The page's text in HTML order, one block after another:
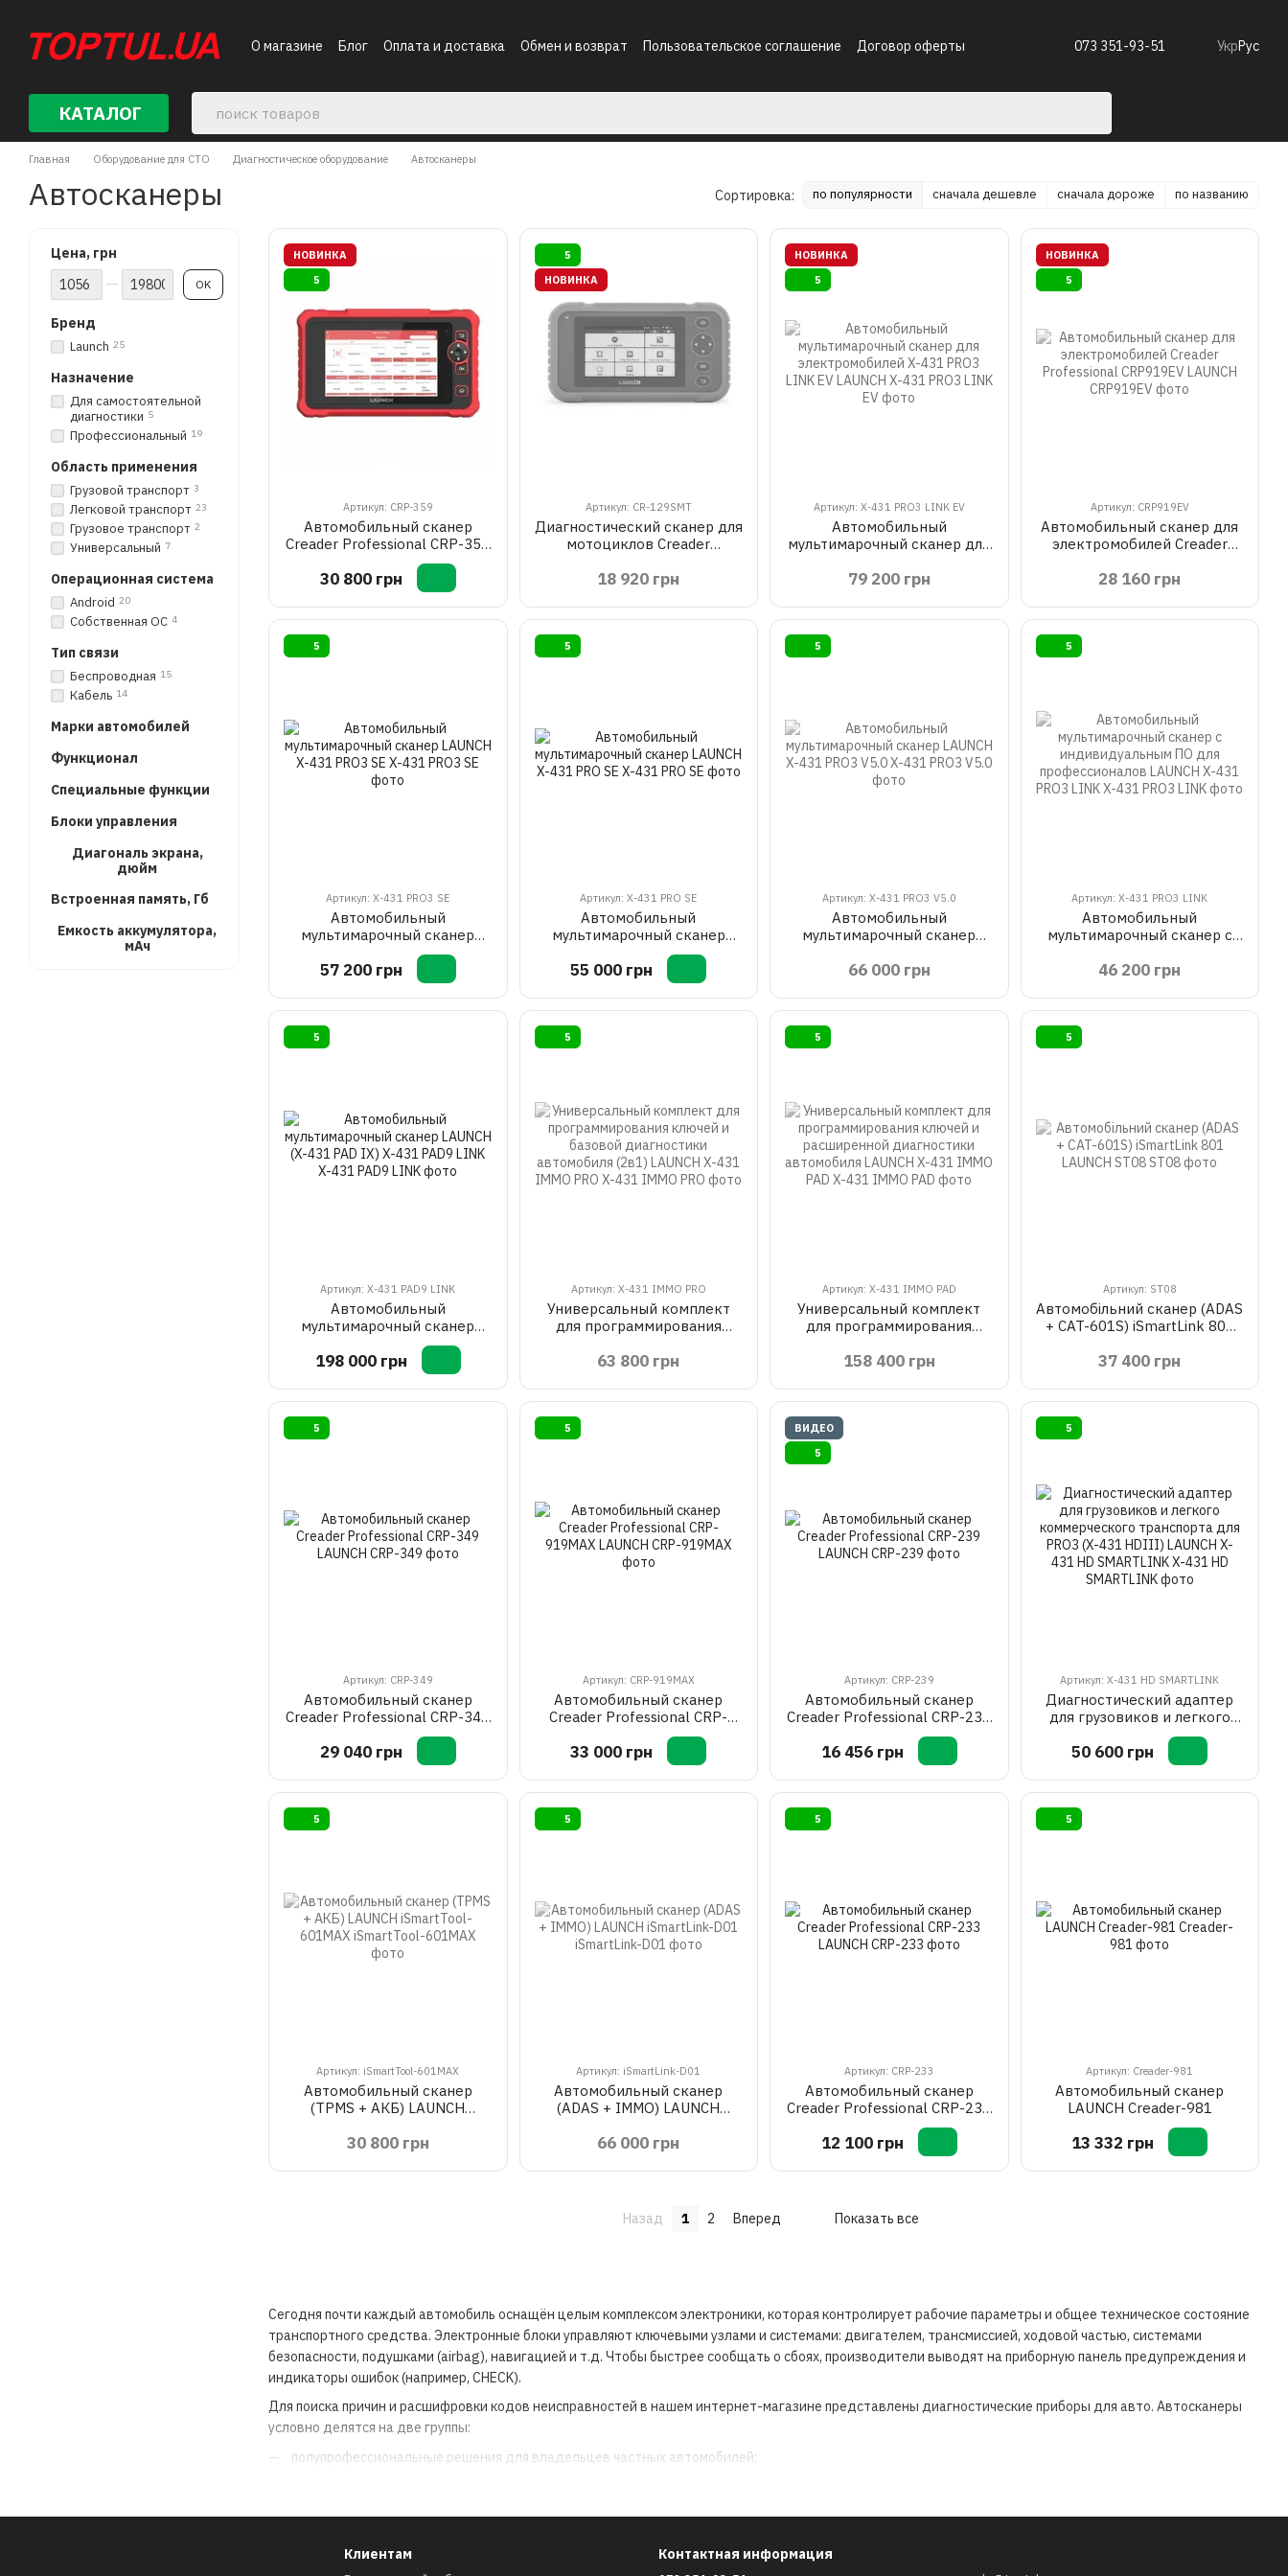
О магазине
Блог Оплата и доставка Обмен и возврат Пользовательское соглашение
Договор оферты
073 351-93-51 УкрРус
КАТАЛОГ
Главная Оборудование для СТО Диагностическое оборудование Автосканеры
Автосканеры Сортировка: по популярности сначала дешевле сначала дороже по названию
Сегодня почти каждый автомобиль оснащён целым комплексом электроники, которая контролирует рабочие параметры и общее техническое состояние
транспортного средства. Электронные блоки управляют ключевыми узлами и системами: двигателем, трансмиссией, ходовой частью, системами
безопасности, подушками (airbag), навигацией и т.д. Чтобы быстрее сообщать о сбоях, производители выводят на приборную панель предупреждения и
индикаторы ошибок (например, CHECK).
Для поиска причин и расшифровки кодов неисправностей в нашем интернет-магазине представлены диагностические приборы для авто. Автосканеры
условно делятся на две группы:
полупрофессиональные решения для владельцев частных автомобилей;
Устройства для личного использования обычно значительно доступнее по цене, чем профессиональные мультимарочные сканеры, которые применяют в
считывать и удалять ошибки, отображающиеся на приборной панели, а также контролировать базовые параметры работы автомобиля.
НОВИНКА
5
Артикул: CRP-359
Автомобильный сканер
Creader Professional CRP-359
30 800 грн
5
НОВИНКА
Артикул: CR-129SMT
Диагностический сканер для
мотоциклов Creader
LAUNCH
18 920 грн
НОВИНКА
5
Артикул: X-431 PRO3 LINK EV
Автомобильный
мультимарочный сканер для
LINK EV LAUNCH
79 200 грн
НОВИНКА
5
Артикул: CRP919EV
Автомобильный сканер для
электромобилей Creader
LAUNCH
28 160 грн
5
Артикул: X-431 PRO3 SE
Автомобильный
мультимарочный сканер
LAUNCH X-431 PRO3 SE
57 200 грн
5
Артикул: X-431 PRO SE
Автомобильный
мультимарочный сканер
LAUNCH X-431 PRO SE
55 000 грн
5
Артикул: X-431 PRO3 V5.0
Автомобильный
мультимарочный сканер
66 000 грн
5
Артикул: X-431 PRO3 LINK
Автомобильный
мультимарочный сканер с
профессионалов LAUNCH X-
46 200 грн
5
Артикул: X-431 PAD9 LINK
Автомобильный
мультимарочный сканер
LAUNCH (X-431 PAD IX) X-431
PAD9 LINK
198 000 грн
5
Артикул: X-431 IMMO PRO
Универсальный комплект
для программирования
диагностики автомобиля
PRO
63 800 грн
5
Артикул: X-431 IMMO PAD
Универсальный комплект
для программирования
диагностики автомобиля
158 400 грн
5
Артикул: ST08
Автомобільний сканер (ADAS
+ CAT-601S) iSmartLink 801
37 400 грн
5
Артикул: CRP-349
Автомобильный сканер
Creader Professional CRP-349
29 040 грн
5
Артикул: CRP-919MAX
Автомобильный сканер
Creader Professional CRP-
919MAX LAUNCH
33 000 грн
ВИДЕО
5
Артикул: CRP-239
Автомобильный сканер
Creader Professional CRP-239
16 456 грн
5
Артикул: X-431 HD SMARTLINK
Диагностический адаптер
для грузовиков и легкого
коммерческого транспорта
для PRO3 (X-431 HDIII)
LAUNCH X-431 HD
SMARTLINK
50 600 грн
5
Артикул: iSmartTool-601MAX
Автомобильный сканер
(TPMS + АКБ) LAUNCH
30 800 грн
5
Артикул: iSmartLink-D01
Автомобильный сканер
(ADAS + IMMO) LAUNCH
66 000 грн
5
Артикул: CRP-233
Автомобильный сканер
Creader Professional CRP-233
12 100 грн
5
Артикул: Creader-981
Автомобильный сканер
LAUNCH Creader-981
13 332 грн
Назад 1 2 Вперед Показать все
Цена, грн
От Цена, грн
До Цена, грн OK
Бренд
Launch 25
Haзнaчeниe
Для самостоятельной
диагностики 5
Профессиональный 19
Oблacть пpимeнeния
Грузовой транспорт 3
Легковой транспорт 23
Грузовое транспорт 2
Универсальный 7
Oпepaциoннaя cиcтeмa
Android 20
Собственная ОС 4
Tип cвязи
Беспроводная 15
Кабель 14
Mapки aвтoмoбилeй
Функциoнaл
Cпeциaльныe функции
Блoки упpaвлeния
Диагональ экрана,
дюйм
Встроенная память, Гб
Емкость аккумулятора,
мАч
Клиентам Контактная информация